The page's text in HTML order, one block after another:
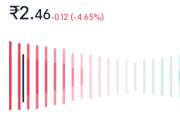
₹2.46-0.12 (-4.65%)